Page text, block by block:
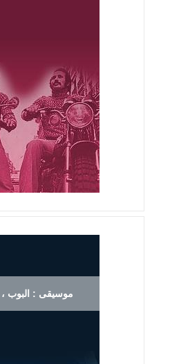
موسيقى : البوب ،